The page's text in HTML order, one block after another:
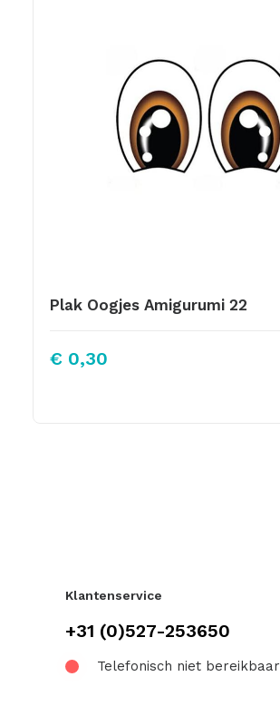
Plak Oogjes Amigurumi 22
€ 0,30
Klantenservice
+31 (0)527-253650
Telefonisch niet bereikbaar